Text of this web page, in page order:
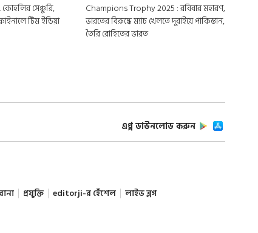
সেঞ্চুরি,
টিম ইন্ডিয়া
Champions Trophy 2025 : রবিবার মহারণ,
ভারতের বিরুদ্ধে ম্যাচ খেলতে দুবাইয়ে পাকিস্তান,
তৈরি রোহিতের ভারত
এপ্প ডাউনলোড করুন
প্রযুক্তি editorji-র হেঁশেল লাইভ ব্লগ